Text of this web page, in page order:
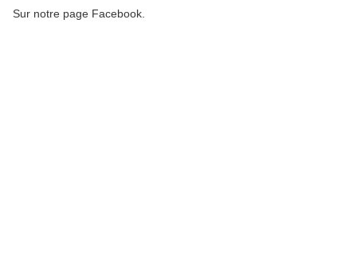
Sur notre page Facebook.